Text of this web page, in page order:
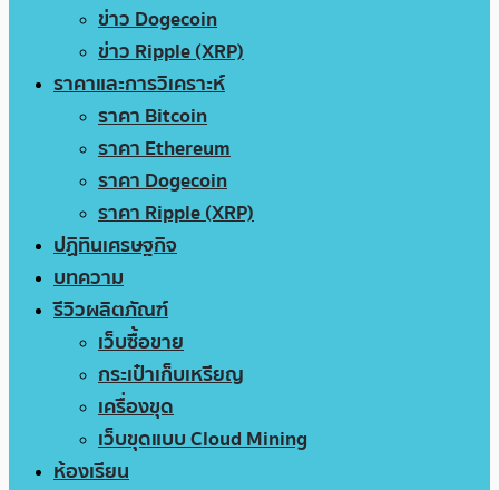
ข่าว Dogecoin
ข่าว Ripple (XRP)
ราคาและการวิเคราะห์
ราคา Bitcoin
ราคา Ethereum
ราคา Dogecoin
ราคา Ripple (XRP)
ปฏิทินเศรษฐกิจ
บทความ
รีวิวผลิตภัณฑ์
เว็บซื้อขาย
กระเป๋าเก็บเหรียญ
เครื่องขุด
เว็บขุดแบบ Cloud Mining
ห้องเรียน